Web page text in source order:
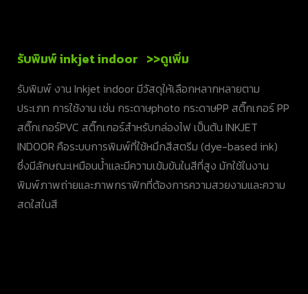
รับพิมพ์ inkjet indoor >>ดูเพิ่ม
รับพิมพ์ งาน Inkjet indoor มีวัสดุให้เลือกหลากหลายตาม
ประเภท การใช้งาน เช่น กระดาษphoto กระดาษPP สติ๊กเกอร์ PP
สติ๊กเกอร์PVC สติ๊กเกอร์สำหรับกล่องไฟ เป็นต้น INKJET
INDOOR คือระบบการพิมพ์ที่ใช้หมึกสีสตรีม (dye-based ink)
ซึ่งมีลักษณะเหมือนน้ำและมีความเข้มข้นในสีที่สูง มักใช้ในงาน
พิมพ์ภาพถ่ายและภาพกราฟิกที่ต้องการความสวยงามและความ
สดใสในสี